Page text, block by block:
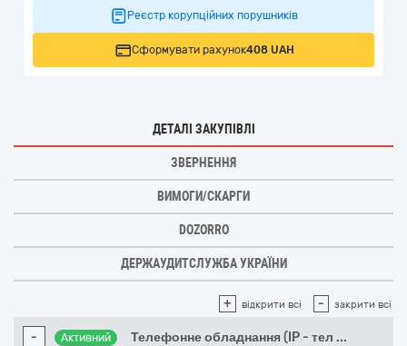
Реєстр корупційних порушників
Сформувати рахунок408 UAH
ДЕТАЛІ ЗАКУПІВЛІ
ЗВЕРНЕННЯ
ВИМОГИ/СКАРГИ
DOZORRO
ДЕРЖАУДИТСЛУЖБА УКРАЇНИ
+ відкрити всі - закрити всі
- Активний Телефонне обладнання (IP - тел ...